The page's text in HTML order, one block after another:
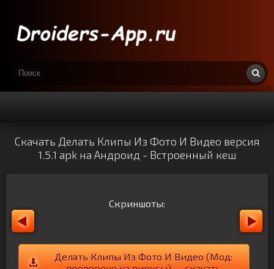
Скачать Делать Клипы Из Фото И Видео версия
1.5.1 apk на Андроид - Встроенный кеш
Скриншоты:
Делать Клипы Из Фото И Видео (Мод: